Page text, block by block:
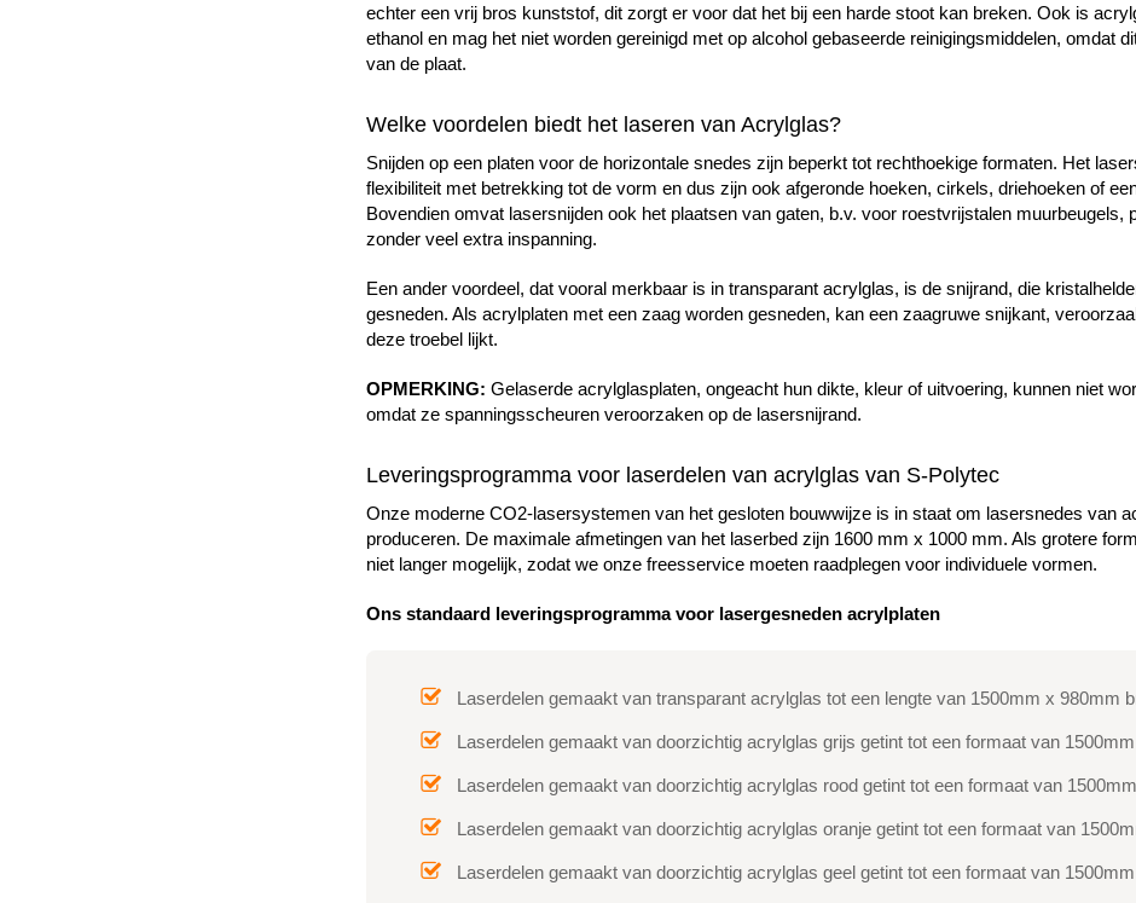
echter een vrij bros kunststof, dit zorgt er voor dat het bij een harde stoot kan breken. Ook is
ethanol en mag het niet worden gereinigd met op alcohol gebaseerde reinigingsmiddelen, omdat
van de plaat.
Welke voordelen biedt het laseren van Acrylglas?
Snijden op een platen voor de horizontale snedes zijn beperkt tot rechthoekige formaten. Het
flexibiliteit met betrekking tot de vorm en dus zijn ook afgeronde hoeken, cirkels, driehoeken of
Bovendien omvat lasersnijden ook het plaatsen van gaten, b.v. voor roestvrijstalen
zonder veel extra inspanning.
Een ander voordeel, dat vooral merkbaar is in transparant acrylglas, is de snijrand, die
gesneden. Als acrylplaten met een zaag worden gesneden, kan een zaagruwe snijkant,
deze troebel lijkt.
OPMERKING: Gelaserde acrylglasplaten, ongeacht hun dikte, kleur of uitvoering, kunnen niet
omdat ze spanningsscheuren veroorzaken op de lasersnijrand.
Leveringsprogramma voor laserdelen van acrylglas van S-Polytec
Onze moderne CO2-lasersystemen van het gesloten bouwwijze is in staat om lasersnedes van
produceren. De maximale afmetingen van het laserbed zijn 1600 mm x 1000 mm. Als grotere
niet langer mogelijk, zodat we onze freesservice moeten raadplegen voor individuele vormen.
Ons standaard leveringsprogramma voor lasergesneden acrylplaten
Laserdelen gemaakt van transparant acrylglas tot een lengte van 1500mm x 980mm
Laserdelen gemaakt van doorzichtig acrylglas grijs getint tot een formaat van
Laserdelen gemaakt van doorzichtig acrylglas rood getint tot een formaat van
Laserdelen gemaakt van doorzichtig acrylglas oranje getint tot een formaat van
Laserdelen gemaakt van doorzichtig acrylglas geel getint tot een formaat van